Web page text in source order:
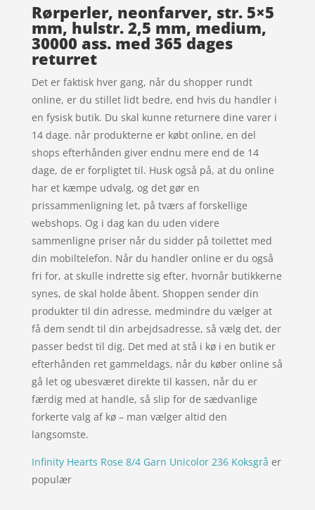
Rørperler, neonfarver, str. 5×5
mm, hulstr. 2,5 mm, medium,
30000 ass. med 365 dages
returret
Det er faktisk hver gang, når du shopper rundt
online, er du stillet lidt bedre, end hvis du handler i
en fysisk butik. Du skal kunne returnere dine varer i
14 dage. når produkterne er købt online, en del
shops efterhånden giver endnu mere end de 14
dage, de er forpligtet til. Husk også på, at du online
har et kæmpe udvalg, og det gør en
prissammenligning let, på tværs af forskellige
webshops. Og i dag kan du uden videre
sammenligne priser når du sidder på toilettet med
din mobiltelefon. Når du handler online er du også
fri for, at skulle indrette sig efter, hvornår butikkerne
synes, de skal holde åbent. Shoppen sender din
produkter til din adresse, medmindre du vælger at
få dem sendt til din arbejdsadresse, så vælg det, der
passer bedst til dig. Det med at stå i kø i en butik er
efterhånden ret gammeldags, når du køber online så
gå let og ubesværet direkte til kassen, når du er
færdig med at handle, så slip for de sædvanlige
forkerte valg af kø – man vælger altid den
langsomste.
Infinity Hearts Rose 8/4 Garn Unicolor 236 Koksgrå er
populær